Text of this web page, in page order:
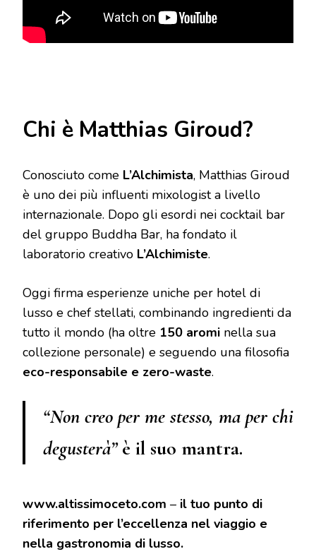
Chi è Matthias Giroud?
Conosciuto come L’Alchimista, Matthias Giroud
è uno dei più influenti mixologist a livello
internazionale. Dopo gli esordi nei cocktail bar
del gruppo Buddha Bar, ha fondato il
laboratorio creativo L’Alchimiste.
Oggi firma esperienze uniche per hotel di
lusso e chef stellati, combinando ingredienti da
tutto il mondo (ha oltre 150 aromi nella sua
collezione personale) e seguendo una filosofia
eco-responsabile e zero-waste.
“Non creo per me stesso, ma per chi
degusterà”è il suo mantra.
www.altissimoceto.com – il tuo punto di
riferimento per l’eccellenza nel viaggio e
nella gastronomia di lusso.